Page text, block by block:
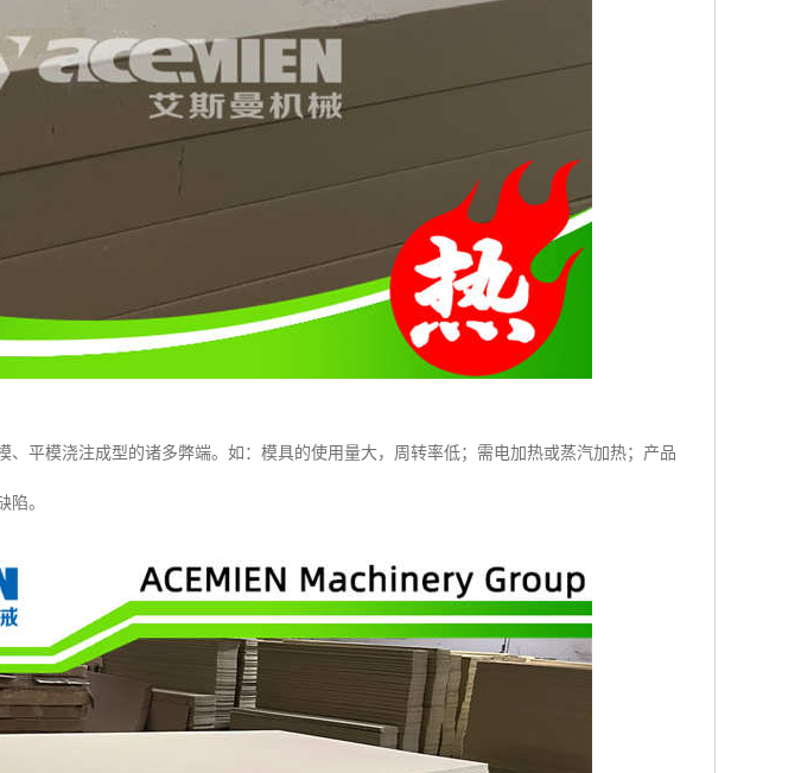
平模浇注成型的诸多弊端。如：模具的使用量大，周转率低；需电加热或蒸汽加热；产品
陷。